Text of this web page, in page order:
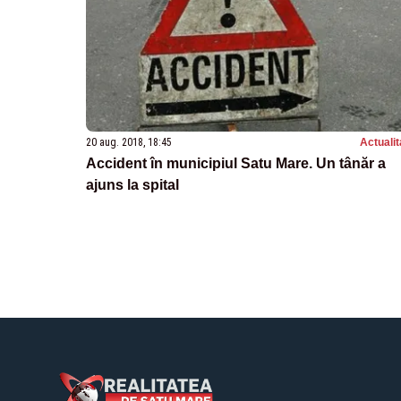
20 aug. 2018, 18:45
Accident în municipiul Satu Mare. Un tânăr a
ajuns la spital